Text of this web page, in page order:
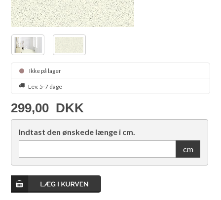
Ikke på lager
Lev. 5-7 dage
299,00 DKK
Indtast den ønskede længe i cm.
cm